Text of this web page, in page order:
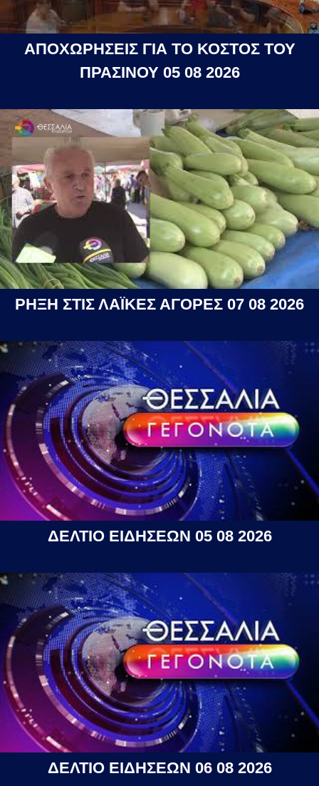
ΑΠΟΧΩΡΗΣΕΙΣ ΓΙΑ ΤΟ ΚΟΣΤΟΣ ΤΟΥ
ΠΡΑΣΙΝΟΥ 05 08 2026
ΡΗΞΗ ΣΤΙΣ ΛΑΪΚΕΣ ΑΓΟΡΕΣ 07 08 2026
ΔΕΛΤΙΟ ΕΙΔΗΣΕΩΝ 05 08 2026
ΔΕΛΤΙΟ ΕΙΔΗΣΕΩΝ 06 08 2026